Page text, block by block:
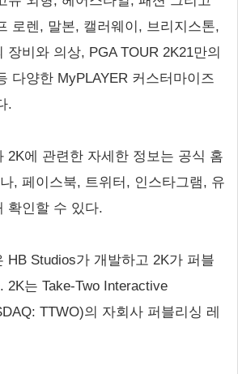
로렌, 말본, 캘러웨이, 브리지스톤,
장비와 의상, PGA TOUR 2K21만의
다양한 MyPLAYER 커스터마이즈
.
2K에 관련한 자세한 정보는 공식 홈
, 페이스북, 트위터, 인스타그램, 유
확인할 수 있다.
HB Studios가 개발하고 2K가 퍼블
2K는 Take-Two Interactive
TTWO)의 자회사 퍼블리싱 레